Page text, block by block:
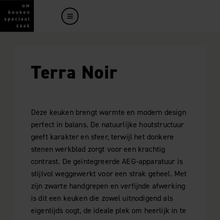
Terra Noir
Deze keuken brengt warmte en modern design
perfect in balans. De natuurlijke houtstructuur
geeft karakter en sfeer, terwijl het donkere
stenen werkblad zorgt voor een krachtig
contrast. De geïntegreerde AEG-apparatuur is
stijlvol weggewerkt voor een strak geheel. Met
zijn zwarte handgrepen en verfijnde afwerking
is dit een keuken die zowel uitnodigend als
eigentijds oogt, de ideale plek om heerlijk in te